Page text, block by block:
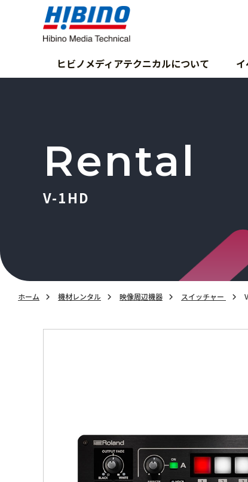
ヒビノメディアテクニカルについて
ホーム 機材レンタル 映像周辺機器 スイッチャー
Rental
V-1HD